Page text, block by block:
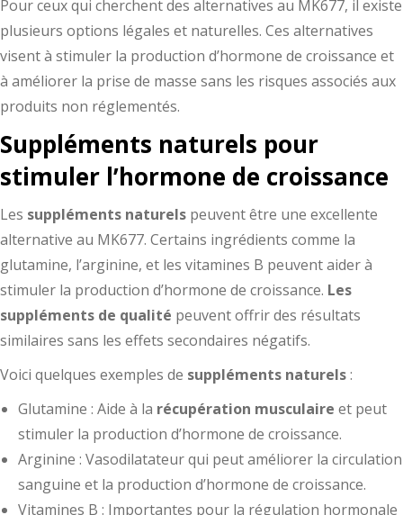
Pour ceux qui cherchent des alternatives au MK677, il existe
plusieurs options légales et naturelles. Ces alternatives
visent à stimuler la production d’hormone de croissance et
à améliorer la prise de masse sans les risques associés aux
produits non réglementés.
Suppléments naturels pour
stimuler l’hormone de croissance
Les suppléments naturels peuvent être une excellente
alternative au MK677. Certains ingrédients comme la
glutamine, l’arginine, et les vitamines B peuvent aider à
stimuler la production d’hormone de croissance. Les
suppléments de qualité peuvent offrir des résultats
similaires sans les effets secondaires négatifs.
Voici quelques exemples de suppléments naturels:
Glutamine : Aide à la récupération musculaire et peut
stimuler la production d’hormone de croissance.
Arginine : Vasodilatateur qui peut améliorer la circulation
sanguine et la production d’hormone de croissance.
Vitamines B : Importantes pour la régulation hormonale